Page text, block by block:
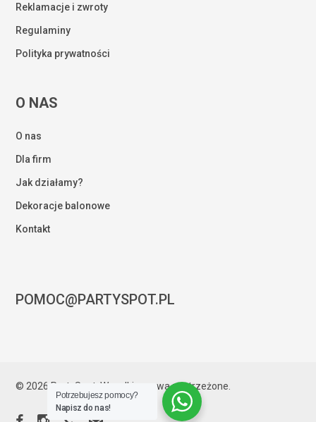
ZOBACZ KOSZYK
Reklamacje i zwroty
Regulaminy
Polityka prywatności
O NAS
O nas
Dla firm
Jak działamy?
Dekoracje balonowe
Kontakt
POMOC@PARTYSPOT.PL
© 2026 PartySpot. Wszelkie prawa zastrzeżone.
facebookinstagramphoneemail
Potrzebujesz pomocy?
Napisz do nas!